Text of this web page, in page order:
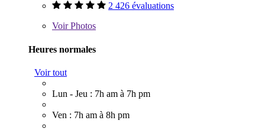
2 426 évaluations
VoirPhotos
Heures normales
Voir tout
Lun - Jeu : 7h am à 7h pm
Ven : 7h am à 8h pm